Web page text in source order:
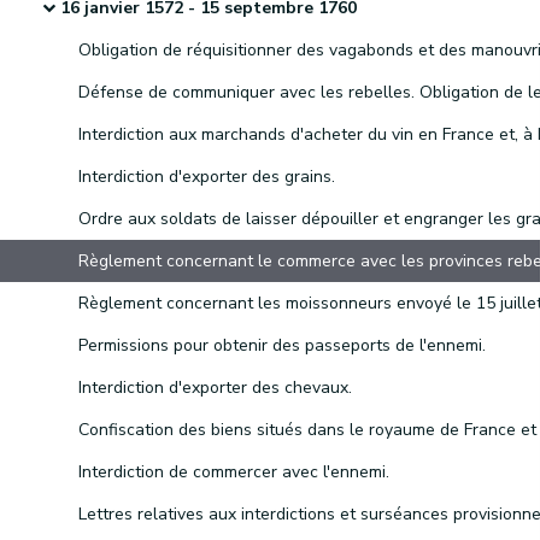
16 janvier 1572 - 15 septembre 1760
Interdiction d'exporter des grains.
Permissions pour obtenir des passeports de l'ennemi.
Interdiction d'exporter des chevaux.
Interdiction de commercer avec l'ennemi.